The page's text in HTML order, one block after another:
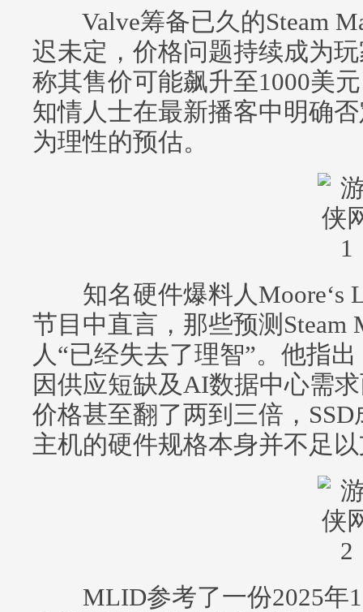
Valve筹备已久的Steam
迟未定，价格问题持续成为
称其售价可能飙升至1000美
知情人士在最新播客中明确
为理性的预估。
知名硬件爆料人Moore‘s
节目中直言，那些预测Steam
人“已经失去了理智”。他指
因供应短缺及AI数据中心需
价格甚至翻了两到三倍，
主机的硬件规格本身并不足
MLID参考了一份2025年